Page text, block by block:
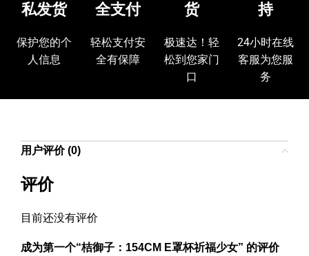
私发货
保护您的个
人信息
全支付
轻松支付安
全有保障
货
极速达！轻
松到您家门
口
持
24小时在线
客服为您服
务
用户评价 (0)
评价
目前还没有评价
成为第一个“桔御子：154CM E罩杯祈福少女” 的评价